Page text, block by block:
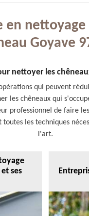
en
Goyave
nettoyer les
qui peuvent
les chêneaux qui
professionnel de faire
les techniques
l'art.
ses